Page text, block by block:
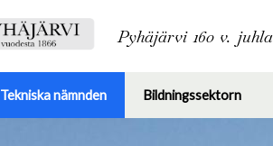
Pyhäjärvi 160 v.
Tekniska nämnden
Toggle
submenu
Bildningssektorn